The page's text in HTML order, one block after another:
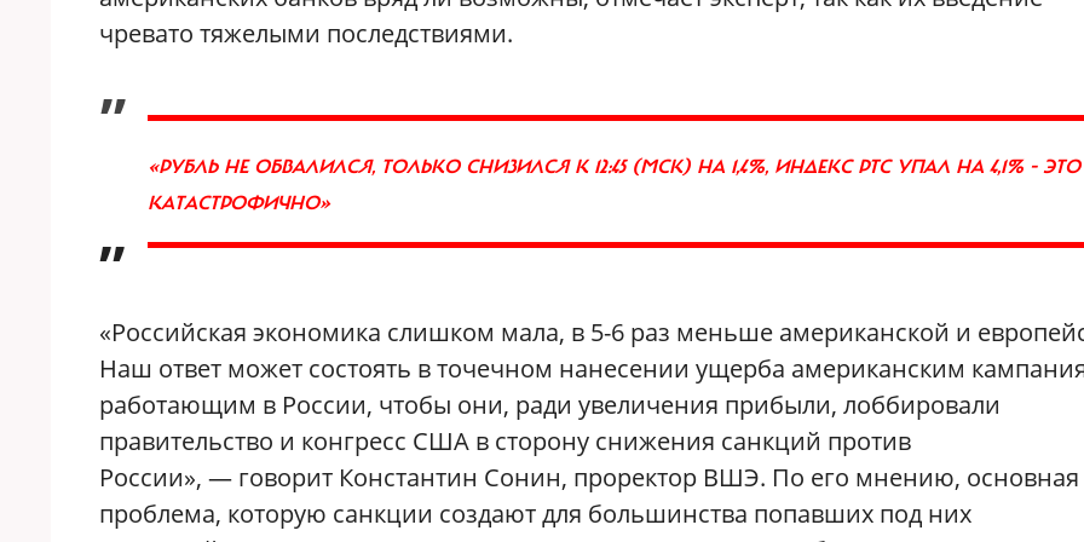
чревато тяжелыми последствиями.
„
«РУБЛЬ НЕ ОБВАЛИЛСЯ, ТОЛЬКО СНИЗИЛСЯ К 12:45 (МСК) НА 1,4%, ИНДЕКС РТС УПАЛ НА 4,1% -
КАТАСТРОФИЧНО»
”
«Российская экономика слишком мала, в 5-6 раз меньше американской и
Наш ответ может состоять в точечном нанесении ущерба американским
работающим в России, чтобы они, ради увеличения прибыли, лоббировали
правительство и конгресс США в сторону снижения санкций против
России», — говорит Константин Сонин, проректор ВШЭ. По его мнению, основная
проблема, которую санкции создают для большинства попавших под них